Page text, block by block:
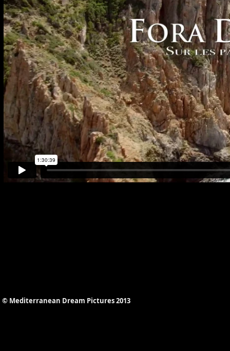
© Mediterranean Dream Pictures 2013​